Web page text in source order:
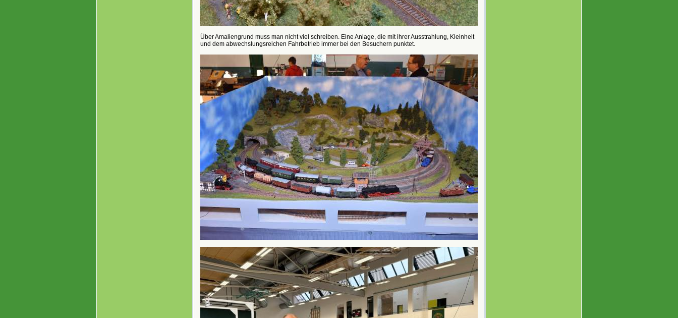
Über Amaliengrund muss man nicht viel schreiben. Eine Anlage, die mit ihrer Ausstrahlung, Kleinheit
und dem abwechslungsreichen Fahrbetrieb immer bei den Besuchern punktet.